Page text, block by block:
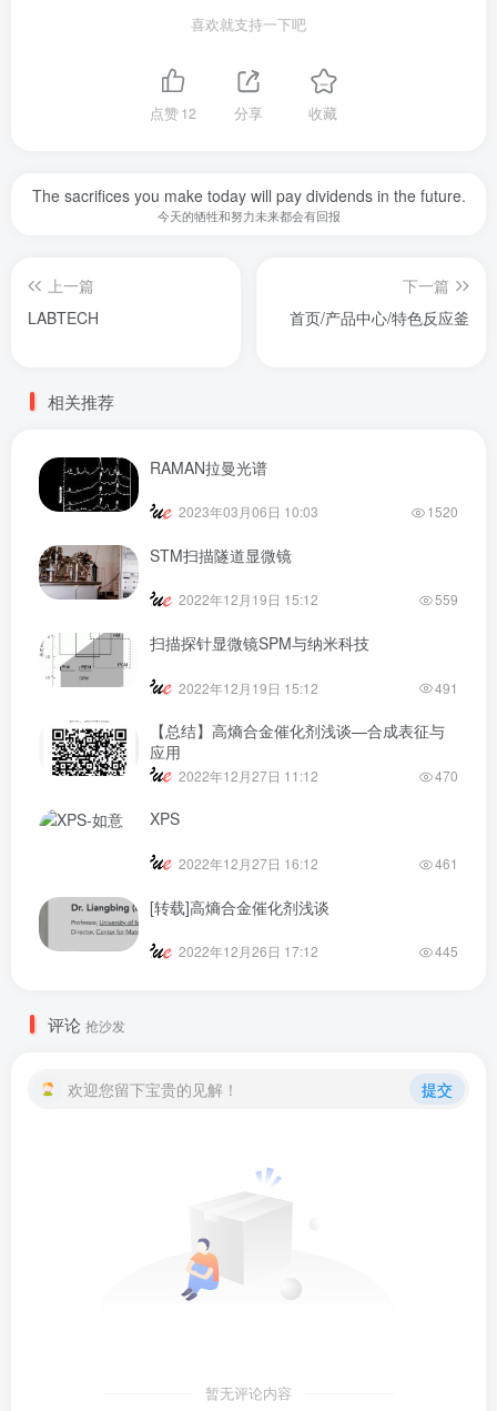
喜欢就支持一下吧
点赞12 分享 收藏
The sacrifices you make today will pay dividends in the future.
今天的牺牲和努力未来都会有回报
上一篇
LABTECH
下一篇
首页/产品中心/特色反应釜
相关推荐
RAMAN拉曼光谱
2023年03月06日 10:03 1520
STM扫描隧道显微镜
2022年12月19日 15:12 559
扫描探针显微镜SPM与纳米科技
2022年12月19日 15:12 491
【总结】高熵合金催化剂浅谈—合成表征与
应用
2022年12月27日 11:12 470
XPS
2022年12月27日 16:12 461
[转载]高熵合金催化剂浅谈
2022年12月26日 17:12 445
评论 抢沙发
欢迎您留下宝贵的见解！ 提交
暂无评论内容